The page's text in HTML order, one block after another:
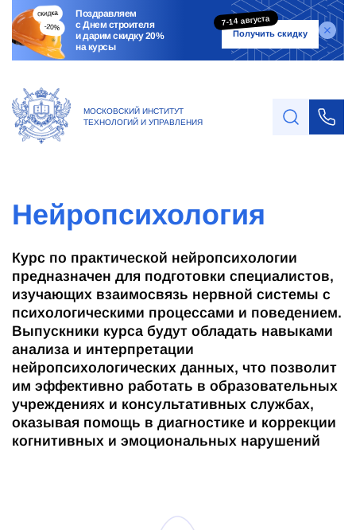
Поздравляем
с Днем строителя
и дарим скидку 20%
на курсы
7-14 августа
Получить скидку
МОСКОВСКИЙ ИНСТИТУТ
ТЕХНОЛОГИЙ И УПРАВЛЕНИЯ
Нейропсихология
Курс по практической нейропсихологии
предназначен для подготовки специалистов,
изучающих взаимосвязь нервной системы с
психологическими процессами и поведением.
Выпускники курса будут обладать навыками
анализа и интерпретации
нейропсихологических данных, что позволит
им эффективно работать в образовательных
учреждениях и консультативных службах,
оказывая помощь в диагностике и коррекции
когнитивных и эмоциональных нарушений